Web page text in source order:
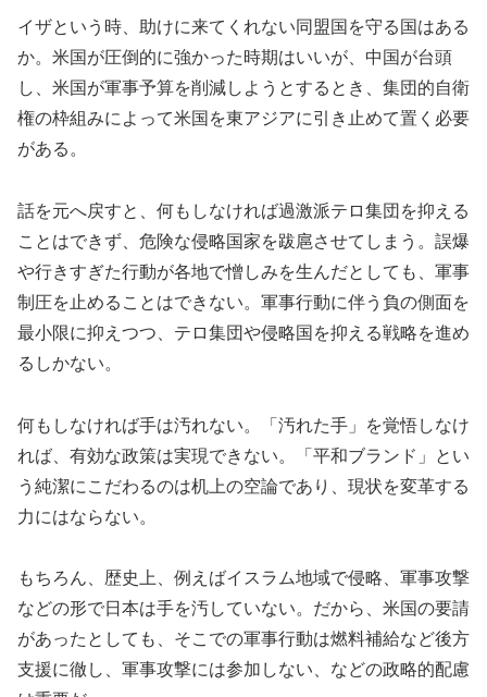
イザという時、助けに来てくれない同盟国を守る国はある
か。米国が圧倒的に強かった時期はいいが、中国が台頭
し、米国が軍事予算を削減しようとするとき、集団的自衛
権の枠組みによって米国を東アジアに引き止めて置く必要
がある。
話を元へ戻すと、何もしなければ過激派テロ集団を抑える
ことはできず、危険な侵略国家を跋扈させてしまう。誤爆
や行きすぎた行動が各地で憎しみを生んだとしても、軍事
制圧を止めることはできない。軍事行動に伴う負の側面を
最小限に抑えつつ、テロ集団や侵略国を抑える戦略を進め
るしかない。
何もしなければ手は汚れない。「汚れた手」を覚悟しなけ
れば、有効な政策は実現できない。「平和ブランド」とい
う純潔にこだわるのは机上の空論であり、現状を変革する
力にはならない。
もちろん、歴史上、例えばイスラム地域で侵略、軍事攻撃
などの形で日本は手を汚していない。だから、米国の要請
があったとしても、そこでの軍事行動は燃料補給など後方
支援に徹し、軍事攻撃には参加しない、などの政略的配慮